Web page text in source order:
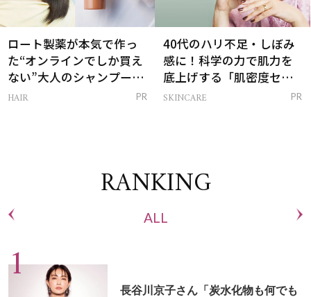
ロート製薬が本気で作っ
た“オンラインでしか買え
ない”大人のシャンプー＆
トリートメントって？
HAIR PR
40代のハリ不足・しぼみ
感に！科学の力で肌力を
底上げする「肌密度セラ
ム」
SKINCARE PR
RANKING
ALL
長谷川京子さん「炭水化物も何でも